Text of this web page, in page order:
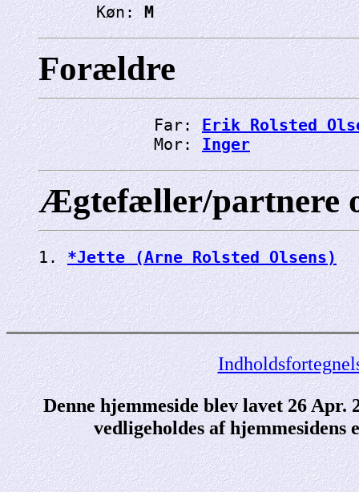
      Køn:
M
Forældre
            Far:
Erik Rolsted
            Mor:
Inger
Ægtefæller/partnere
1. *Jette (Arne Rolsted Olsens)
Denne hjemmeside blev lavet 26 Apr.
vedligeholdes af hjemmesidens